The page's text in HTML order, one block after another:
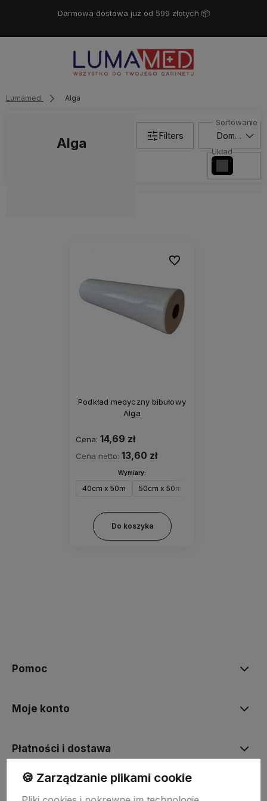
Darmowa dostawa już od 599 złotych 📦
Lumamed Alga
Alga Filters
Układ
Podkład medyczny bibułowy
Alga
Cena: 14,69 zł
Cena netto: 13,60 zł
Wymiary:
40cm x 50m 50cm x 50m
Do koszyka
Do ulubionych
Pomoc
Moje konto
Płatności i dostawa
🍪 Zarządzanie plikami cookie